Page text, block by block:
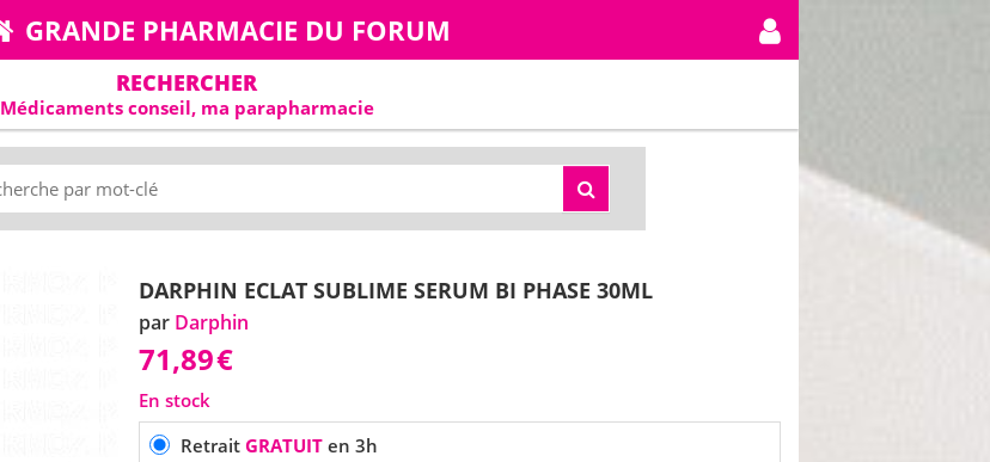
GRANDE PHARMACIE DU FORUM
RECHERCHER
Médicaments conseil, ma parapharmacie
DARPHIN ECLAT SUBLIME SERUM BI PHASE 30ML
par Darphin
71,89€
En stock
Retrait GRATUITen 3h